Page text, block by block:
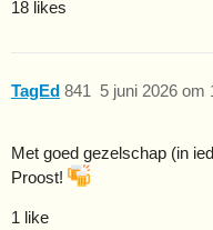
18 likes
TagEd 5 juni 2026 om
841
Met goed gezelschap (in
Proost!
1 like